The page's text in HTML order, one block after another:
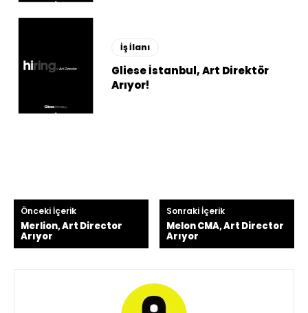
İş İlanı
Gliese İstanbul, Art Direktör
Arıyor!
Önceki İçerik
Merlion, Art Director
Arıyor
Sonraki İçerik
Melon CMA, Art Director
Arıyor